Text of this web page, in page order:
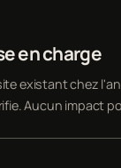
en charge
existant chez
Aucun impact